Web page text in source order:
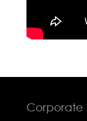
Corporate